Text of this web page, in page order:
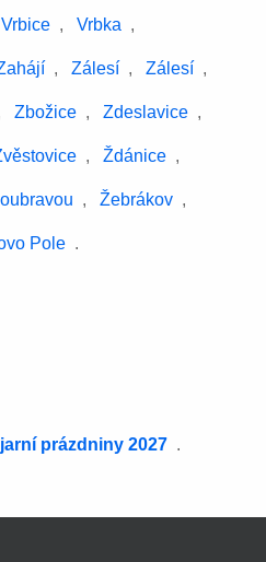
Vrbice , Vrbka ,
, Zálesí , Zálesí ,
Zbožice , Zdeslavice ,
, Ždánice ,
, Žebrákov ,
Pole .
jarní prázdniny 2027 .